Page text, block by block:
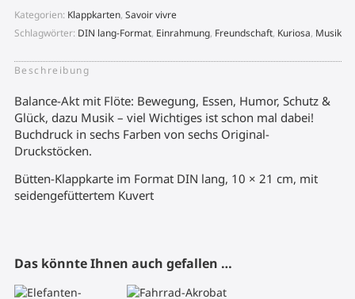
Flöte
Menge
Kategorien: Klappkarten, Savoir vivre
Schlagwörter: DIN lang-Format, Einrahmung, Freundschaft, Kuriosa, Musik
Beschreibung
Balance-Akt mit Flöte: Bewegung, Essen, Humor, Schutz &
Glück, dazu Musik – viel Wichtiges ist schon mal dabei!
Buchdruck in sechs Farben von sechs Original-
Druckstöcken.
Bütten-Klappkarte im Format DIN lang, 10 × 21 cm, mit
seidengefüttertem Kuvert
Das könnte Ihnen auch gefallen …